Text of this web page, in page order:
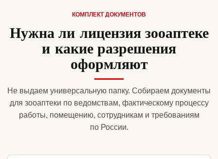
КОМПЛЕКТ ДОКУМЕНТОВ
Нужна ли лицензия зооаптеке
и какие разрешения
оформляют
Не выдаем универсальную папку. Собираем документы
для зооаптеки по ведомствам, фактическому процессу
работы, помещению, сотрудникам и требованиям
по России.